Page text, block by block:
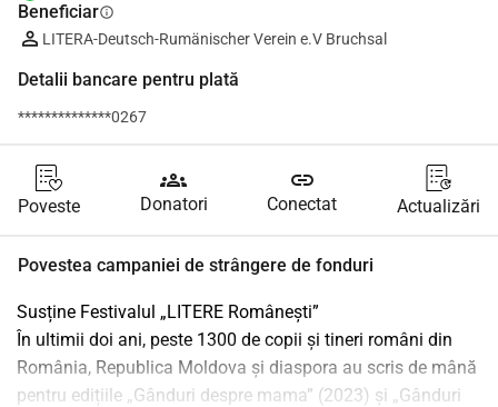
Beneficiarinfo
LITERA-Deutsch-Rumänischer Verein e.V Bruchsal
Detalii bancare pentru plată
**************0267
Poveste
groups
Donatori
link
Conectat Actualizări
Povestea campaniei de strângere de fonduri
Susține Festivalul „LITERE Românești”
În ultimii doi ani, peste 1300 de copii și tineri români din
România, Republica Moldova și diaspora au scris de mână
pentru edițiile „Gânduri despre mama” (2023) și „Gânduri